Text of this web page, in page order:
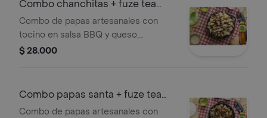
Combo chanchitas + fuze tea
limón 400ml
Combo de papas artesanales con
tocino en salsa BBQ y queso,
acompañado de un Fuze Tea limón de
$ 28.000
Combo papas santa + fuze tea
limón 400ml
Combo de papas artesanales con